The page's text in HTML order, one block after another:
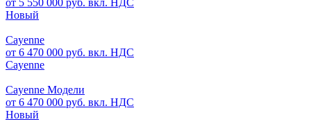
от 5 550 000 руб. вкл. НДС
Новый
Cayenne
от 6 470 000 руб. вкл. НДС
Cayenne
Cayenne Модели
от 6 470 000 руб. вкл. НДС
Новый